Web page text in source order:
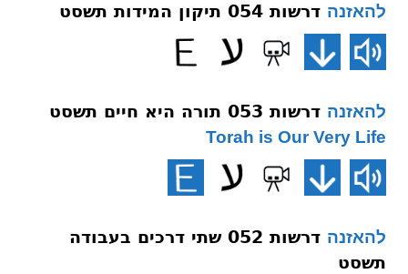
להאזנה דרשות 054 תיקון המידות תשסט
להאזנה דרשות 053 תורה היא חיים תשסט
Torah is Our Very Life
להאזנה
דרשות 052 שתי דרכים בעבודה
תשסט